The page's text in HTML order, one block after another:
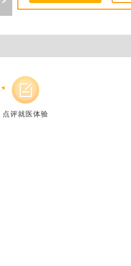
点评就医体验